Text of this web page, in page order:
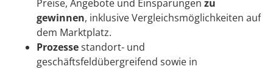
Preise, Angebote und Einsparungen zu
gewinnen, inklusive Vergleichsmöglichkeiten auf
dem Marktplatz.
Prozessestandort- und
geschäftsfeldübergreifend sowie in